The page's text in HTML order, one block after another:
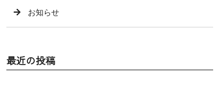
お知らせ
最近の投稿